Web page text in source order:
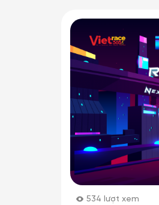
534 lượt xem